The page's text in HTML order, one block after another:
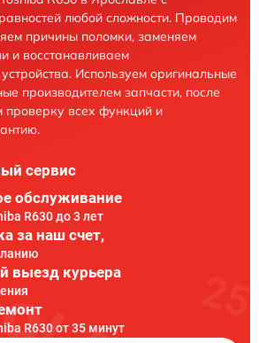
любой сложности. Проводим
причины поломки, заменяем
и восстанавливаем
Используем оригинальные
производителем запчасти, после
проверку всех функций и
сервис
обслуживание
R630 до 3 лет
за наш счет,
выезд курьера
R630 от 35 минут